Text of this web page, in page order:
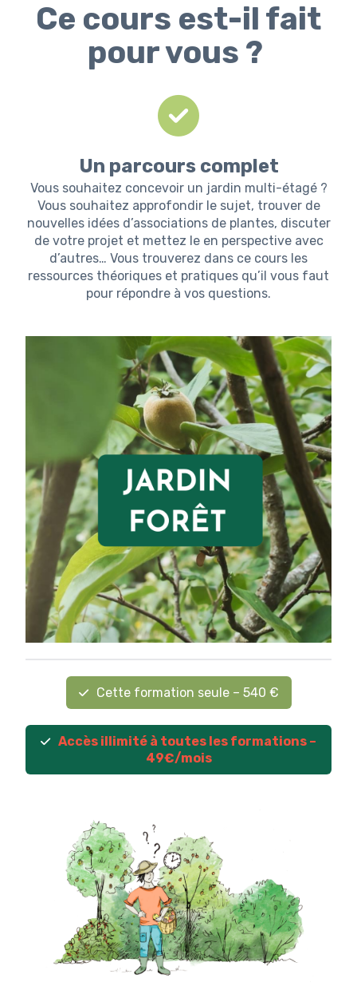
Ce cours est-il fait
pour vous ?
Un parcours complet
Vous souhaitez concevoir un jardin multi-étagé ?
Vous souhaitez approfondir le sujet, trouver de
nouvelles idées d’associations de plantes, discuter
de votre projet et mettez le en perspective avec
d’autres… Vous trouverez dans ce cours les
ressources théoriques et pratiques qu’il vous faut
pour répondre à vos questions.
Cette formation seule – 540 €
Accès illimité à toutes les formations –
49€/mois